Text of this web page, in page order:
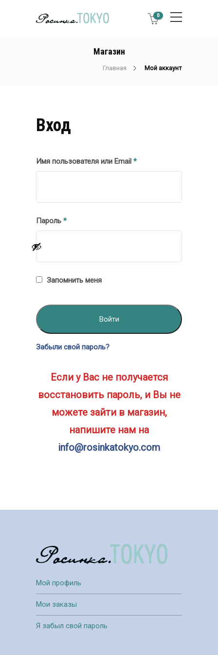
0
Магазин
Главная Мой аккаунт
Вход
Имя пользователя или Email *Обязательно
Пароль *Обязательно
Запомнить меня
Войти
Забыли свой пароль?
Если у Вас не получается
восстановить пароль, и Вы не
можете зайти в магазин,
напишите нам на
info@rosinkatokyo.com
Мой профиль
Мои заказы
Я забыл свой пароль